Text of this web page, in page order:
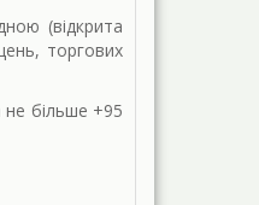
(відкрита
торгових
більше +95